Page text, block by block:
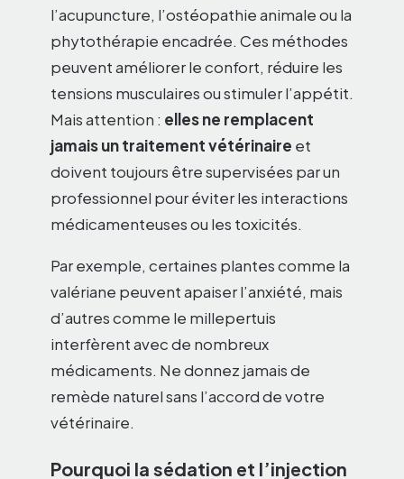
l’acupuncture, l’ostéopathie animale ou la
phytothérapie encadrée. Ces méthodes
peuvent améliorer le confort, réduire les
tensions musculaires ou stimuler l’appétit.
Mais attention : elles ne remplacent
jamais un traitement vétérinaire et
doivent toujours être supervisées par un
professionnel pour éviter les interactions
médicamenteuses ou les toxicités.
Par exemple, certaines plantes comme la
valériane peuvent apaiser l’anxiété, mais
d’autres comme le millepertuis
interfèrent avec de nombreux
médicaments. Ne donnez jamais de
remède naturel sans l’accord de votre
vétérinaire.
Pourquoi la sédation et l’injection